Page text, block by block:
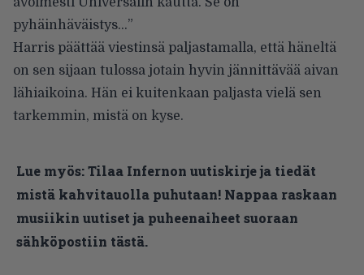
pyhäinhäväistys…”
Harris päättää viestinsä paljastamalla, että häneltä
on sen sijaan tulossa jotain hyvin jännittävää aivan
lähiaikoina. Hän ei kuitenkaan paljasta vielä sen
tarkemmin, mistä on kyse.
Lue myös:Tilaa Infernon uutiskirje ja tiedät
mistä kahvitauolla puhutaan! Nappaa raskaan
musiikin uutiset ja puheenaiheet suoraan
sähköpostiin tästä.